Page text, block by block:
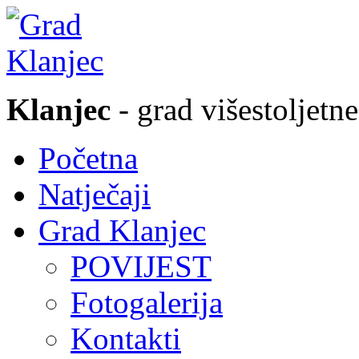
Klanjec - grad
Početna
Natječaji
Grad Klanjec
POVIJEST
Fotogalerija
Kontakti